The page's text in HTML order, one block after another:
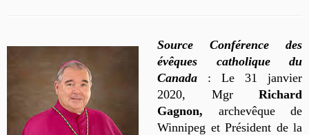
Source Conférence des
évêques catholique du
Canada : Le 31 janvier
2020, Mgr Richard
Gagnon, archevêque de
Winnipeg et Président de la